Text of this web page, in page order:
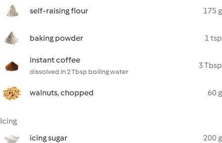
self-raising flour 175 g
baking powder 1 tsp
instant coffee
dissolved in 2 Tbsp boiling water
3 Tbsp
walnuts, chopped 60 g
Icing
icing sugar
200 g